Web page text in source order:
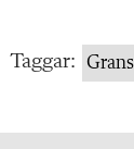
Taggar: